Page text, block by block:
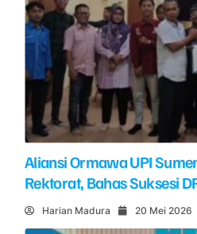
Aliansi Ormawa UPI
Rektorat, Bahas Suksesi
Harian Madura 20 Mei 2026